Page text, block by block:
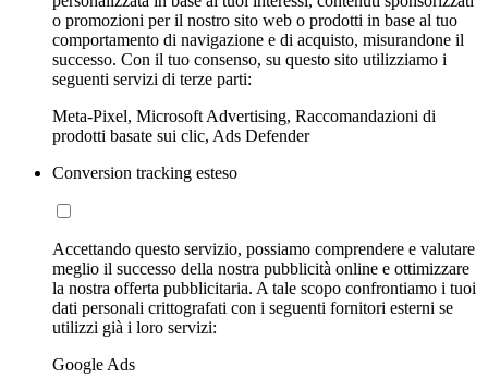
o promozioni per il nostro sito web o prodotti in base al tuo
comportamento di navigazione e di acquisto, misurandone il
successo. Con il tuo consenso, su questo sito utilizziamo i
seguenti servizi di terze parti:
Meta-Pixel, Microsoft Advertising, Raccomandazioni di
prodotti basate sui clic, Ads Defender
Conversion tracking esteso
Accettando questo servizio, possiamo comprendere e valutare
meglio il successo della nostra pubblicità online e ottimizzare
la nostra offerta pubblicitaria. A tale scopo confrontiamo i tuoi
dati personali crittografati con i seguenti fornitori esterni se
utilizzi già i loro servizi:
Google Ads